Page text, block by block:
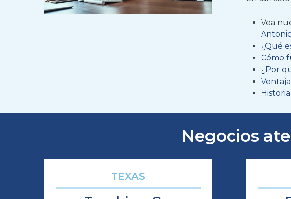
Vea
¿Qué
Cómo
¿Por
Negocios
TEXAS